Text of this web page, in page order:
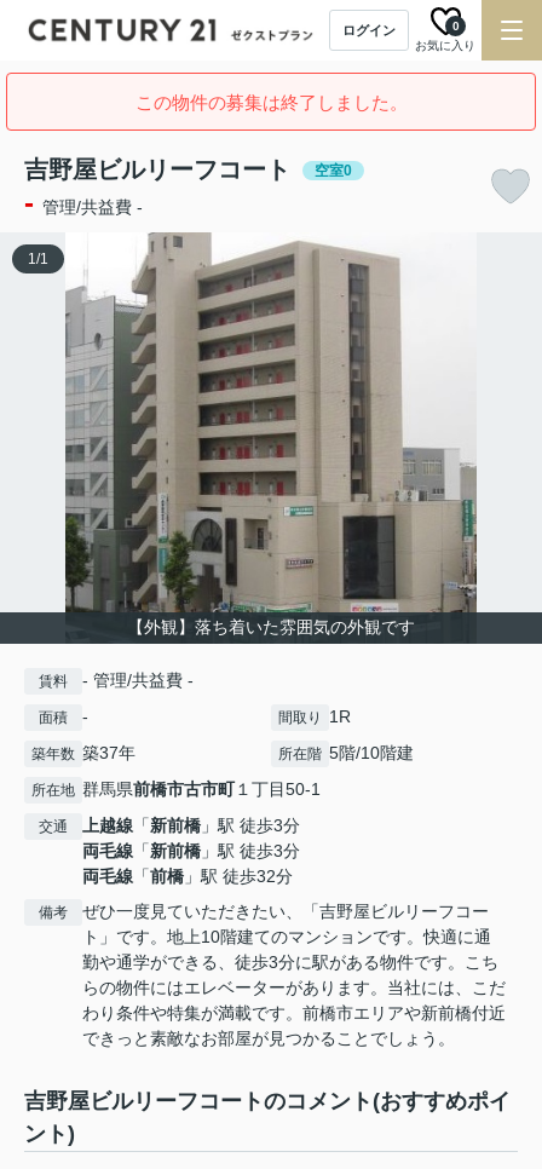
ログイン
お気に入り
0
この物件の募集は終了しました。
吉野屋ビルリーフコート 空室0
- 管理/共益費 -
【外観】落ち着いた雰囲気の外観です
1/1
賃料 - 管理/共益費 -
面積 - 間取り 1R
築年数 築37年 所在階 5階/10階建
所在地 群馬県前橋市古市町１丁目50-1
交通 上越線 「新前橋 」駅 徒歩3分
両毛線 「新前橋 」駅 徒歩3分
両毛線 「前橋 」駅 徒歩32分
備考
ぜひ一度見ていただきたい、「吉野屋ビルリーフコー
ト」です。地上10階建てのマンションです。快適に通
勤や通学ができる、徒歩3分に駅がある物件です。こち
らの物件にはエレベーターがあります。当社には、こだ
わり条件や特集が満載です。前橋市エリアや新前橋付近
できっと素敵なお部屋が見つかることでしょう。
吉野屋ビルリーフコートのコメント(おすすめポイ
ント)